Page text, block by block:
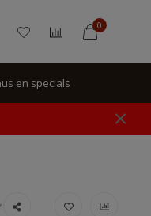
0
en specials